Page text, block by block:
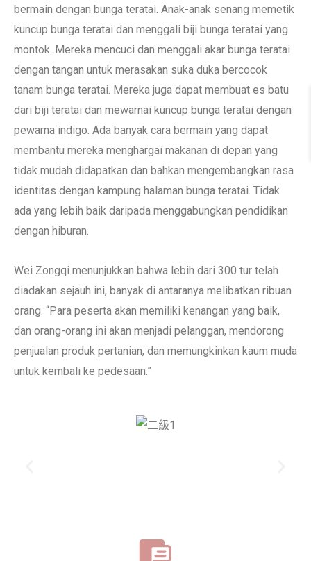
bermain dengan bunga teratai. Anak-anak senang memetik
kuncup bunga teratai dan menggali biji bunga teratai yang
montok. Mereka mencuci dan menggali akar bunga teratai
dengan tangan untuk merasakan suka duka bercocok
tanam bunga teratai. Mereka juga dapat membuat es batu
dari biji teratai dan mewarnai kuncup bunga teratai dengan
pewarna indigo. Ada banyak cara bermain yang dapat
membantu mereka menghargai makanan di depan yang
tidak mudah didapatkan dan bahkan mengembangkan rasa
identitas dengan kampung halaman bunga teratai. Tidak
ada yang lebih baik daripada menggabungkan pendidikan
dengan hiburan.
Wei Zongqi menunjukkan bahwa lebih dari 300 tur telah
diadakan sejauh ini, banyak di antaranya melibatkan ribuan
orang. “Para peserta akan memiliki kenangan yang baik,
dan orang-orang ini akan menjadi pelanggan, mendorong
penjualan produk pertanian, dan memungkinkan kaum muda
untuk kembali ke pedesaan.”